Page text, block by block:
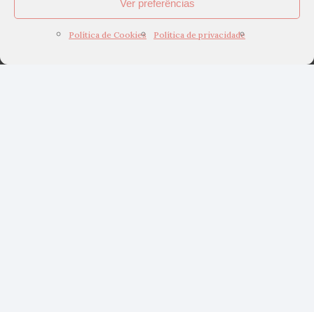
Ver preferências
Política de Cookies Política de privacidade